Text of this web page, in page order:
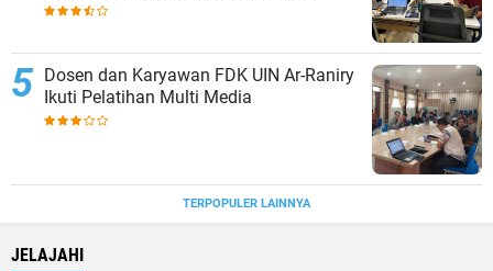
Dosen dan Karyawan FDK UIN Ar-Raniry
Ikuti Pelatihan Multi Media
TERPOPULER LAINNYA
JELAJAHI